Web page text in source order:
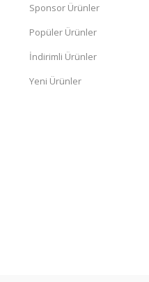
Sponsor Ürünler
Popüler Ürünler
İndirimli Ürünler
Yeni Ürünler